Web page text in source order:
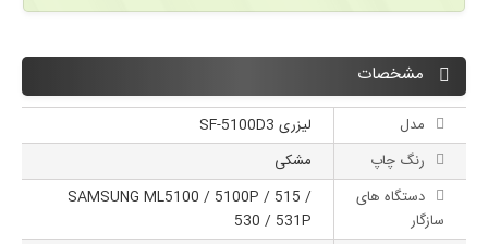
مشخصات
مدل
لیزری SF-5100D3
رنگ چاپ
مشکی
دستگاه های
سازگار
SAMSUNG ML5100 / 5100P / 515 /
530 / 531P